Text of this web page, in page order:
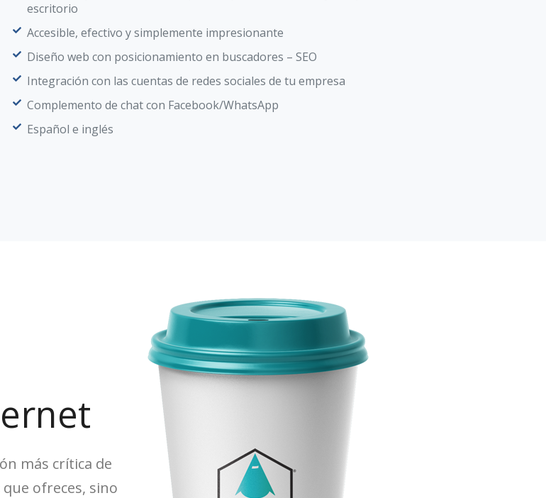
escritorio
Accesible, efectivo y simplemente impresionante
Diseño web con posicionamiento en buscadores – SEO
Integración con las cuentas de redes sociales de tu empresa
Complemento de chat con Facebook/WhatsApp
Español e inglés
más crítica de
ofreces, sino